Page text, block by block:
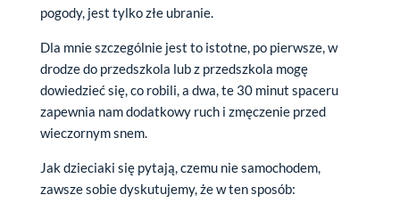
pogody, jest tylko złe ubranie.
Dla mnie szczególnie jest to istotne, po pierwsze, w
drodze do przedszkola lub z przedszkola mogę
dowiedzieć się, co robili, a dwa, te 30 minut spaceru
zapewnia nam dodatkowy ruch i zmęczenie przed
wieczornym snem.
Jak dzieciaki się pytają, czemu nie samochodem,
zawsze sobie dyskutujemy, że w ten sposób: